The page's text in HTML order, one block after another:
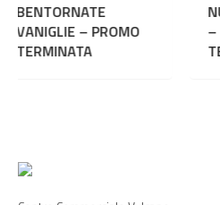
NUTELLA DAY DA MC
– PROMO
TERMINATA